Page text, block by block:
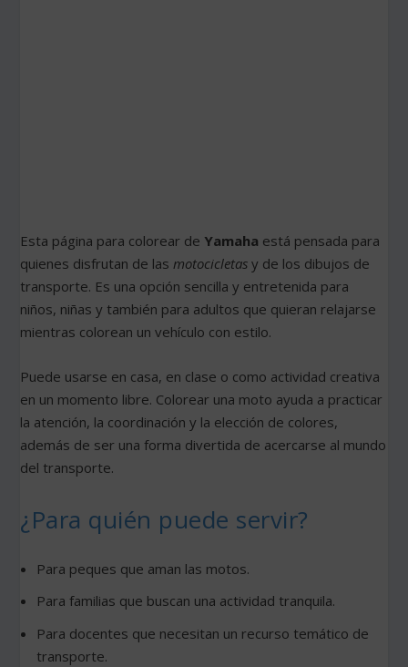
Esta página para colorear de Yamaha está pensada para
quienes disfrutan de lasmotocicletas y de los dibujos de
transporte. Es una opción sencilla y entretenida para
niños, niñas y también para adultos que quieran relajarse
mientras colorean un vehículo con estilo.
Puede usarse en casa, en clase o como actividad creativa
en un momento libre. Colorear una moto ayuda a practicar
la atención, la coordinación y la elección de colores,
además de ser una forma divertida de acercarse al mundo
del transporte.
¿Para quién puede servir?
Para peques que aman las motos.
Para familias que buscan una actividad tranquila.
Para docentes que necesitan un recurso temático de
transporte.